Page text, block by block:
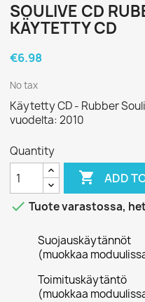
SOULIVE CD
KÄYTETTY CD
€6.98
No tax
Käytetty CD - Rubber
vuodelta: 2010
Quantity
 ADD
 Tuote varastossa,
Suojauskäytännöt
(muokkaa
Toimituskäytäntö
(muokkaa